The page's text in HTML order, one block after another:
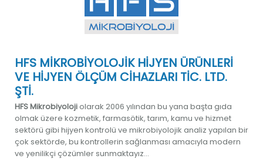
HFS MİKROBİYOLOJİK HİJYEN ÜRÜNLERİ
VE HİJYEN ÖLÇÜM CİHAZLARI TİC. LTD.
ŞTİ.
HFS Mikrobiyolojiolarak 2006 yılından bu yana başta gıda
olmak üzere kozmetik, farmasötik, tarım, kamu ve hizmet
sektörü gibi hijyen kontrolü ve mikrobiyolojik analiz yapılan bir
çok sektörde, bu kontrollerin sağlanması amacıyla modern
ve yenilikçi çözümler sunmaktayız...